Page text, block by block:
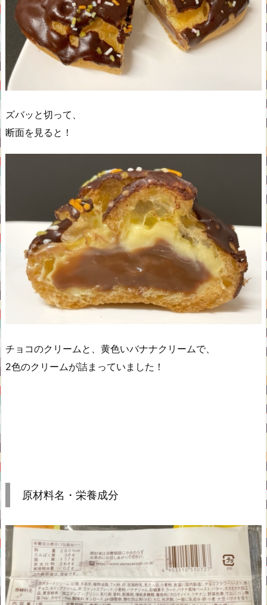
ズバッと切って、
断面を見ると！
チョコのクリームと、黄色いバナナクリームで、
2色のクリームが詰まっていました！
原材料名・栄養成分